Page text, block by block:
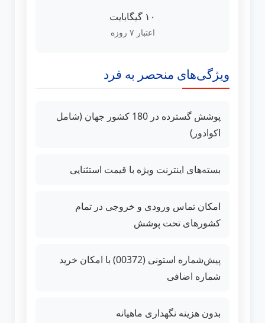
۱۰ گیگابایت
اعتبار ۷ روزه
ویژگی‌های منحصر به فرد
پوشش گسترده در 180 کشور جهان (شامل
اکوادور)
بسته‌های اینترنت ویژه با قیمت استثنایی
امکان تماس ورودی و خروجی در تمام
کشورهای تحت پوشش
پیش‌شماره استونی (00372) با امکان خرید
شماره اضافی
بدون هزینه نگهداری ماهیانه